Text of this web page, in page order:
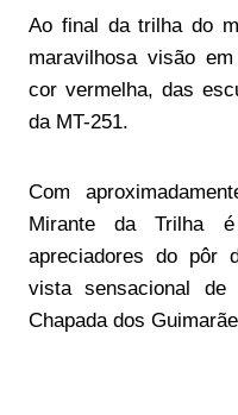
Ao final da trilha do
maravilhosa visão
cor vermelha, das
da MT-251.
Com
Mirante da Trilha é
apreciadores do pôr
vista sensacional
Chapada dos